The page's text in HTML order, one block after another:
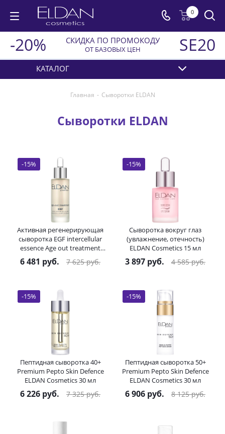
0
-20% СКИДКА ПО ПРОМОКОДУ
ОТ БАЗОВЫХ ЦЕН SE20
КАТАЛОГ
Главная - Сыворотки ELDAN
Сыворотки ELDAN
Активная регенерирующая
сыворотка EGF intercellular
essence Age out treatment
ELDAN Cosmetics 30 мл
6 481 руб. 7 625руб.
-15%
Сыворотка вокруг глаз
(увлажнение, отечность)
ELDAN Cosmetics 15 мл
3 897 руб. 4 585руб.
-15%
Пептидная сыворотка 40+
Premium Pepto Skin Defence
ELDAN Cosmetics 30 мл
6 226 руб. 7 325руб.
-15%
Пептидная сыворотка 50+
Premium Pepto Skin Defence
ELDAN Cosmetics 30 мл
6 906 руб. 8 125руб.
-15%